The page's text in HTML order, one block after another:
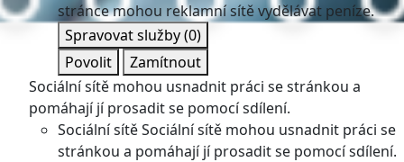
stránce mohou reklamní sítě vydělávat peníze.
Spravovat služby(0)
Povolit
Zamítnout
Sociální sítě mohou usnadnit práci se stránkou a
pomáhají jí prosadit se pomocí sdílení.
Sociální sítěSociální sítě mohou usnadnit práci se
stránkou a pomáhají jí prosadit se pomocí sdílení.